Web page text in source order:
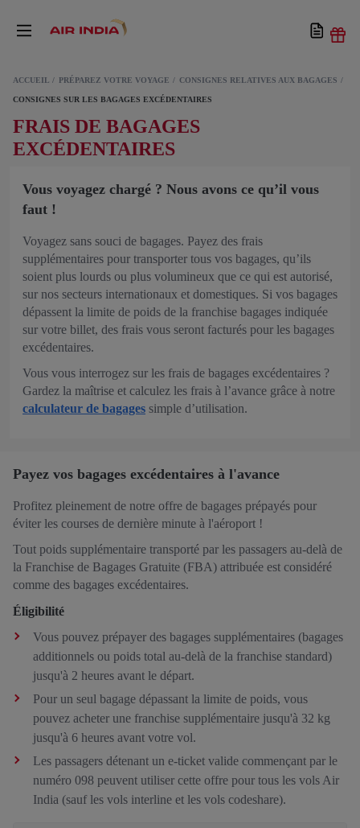
ACCUEIL PRÉPAREZ VOTRE VOYAGE CONSIGNES RELATIVES AUX BAGAGES
CONSIGNES SUR LES BAGAGES EXCÉDENTAIRES
FRAIS DE BAGAGES
EXCÉDENTAIRES
Vous voyagez chargé ? Nous avons ce qu’il vous
faut !
Voyagez sans souci de bagages. Payez des frais
supplémentaires pour transporter tous vos bagages, qu’ils
soient plus lourds ou plus volumineux que ce qui est autorisé,
sur nos secteurs internationaux et domestiques. Si vos bagages
dépassent la limite de poids de la franchise bagages indiquée
sur votre billet, des frais vous seront facturés pour les bagages
excédentaires.
Vous vous interrogez sur les frais de bagages excédentaires ?
Gardez la maîtrise et calculez les frais à l’avance grâce à notre
calculateur de bagages simple d’utilisation.
Payez vos bagages excédentaires à l'avance
Profitez pleinement de notre offre de bagages prépayés pour
éviter les courses de dernière minute à l'aéroport !
Tout poids supplémentaire transporté par les passagers au-delà de
la Franchise de Bagages Gratuite (FBA) attribuée est considéré
comme des bagages excédentaires.
Éligibilité
Vous pouvez prépayer des bagages supplémentaires (bagages
additionnels ou poids total au-delà de la franchise standard)
jusqu'à 2 heures avant le départ.
Pour un seul bagage dépassant la limite de poids, vous
pouvez acheter une franchise supplémentaire jusqu'à 32 kg
jusqu'à 6 heures avant votre vol.
Les passagers détenant un e-ticket valide commençant par le
numéro 098 peuvent utiliser cette offre pour tous les vols Air
India (sauf les vols interline et les vols codeshare).